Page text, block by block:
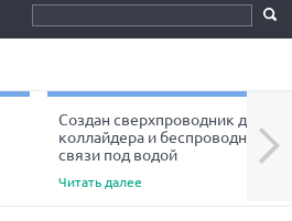
Создан сверхпроводник для
коллайдера и беспроводной
связи под водой
Читать далее
Next